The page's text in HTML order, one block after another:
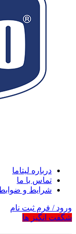
درباره لیتاما
تماس با ما
شرایط و
ورود / فرم ثبت نام
شگفت انگیز ها